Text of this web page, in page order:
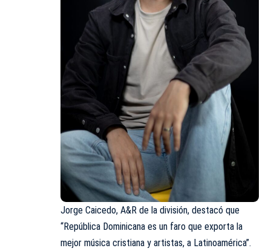
Jorge Caicedo, A&R de la división, destacó que
“República Dominicana es un faro que exporta la
mejor música cristiana y artistas, a Latinoamérica”.